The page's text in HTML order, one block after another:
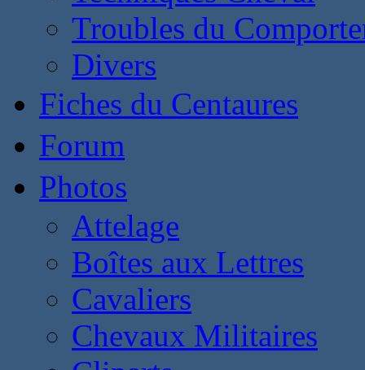
Troubles du
Divers
Fiches du Centaures
Forum
Photos
Attelage
Boîtes aux Lettres
Cavaliers
Chevaux Militaires